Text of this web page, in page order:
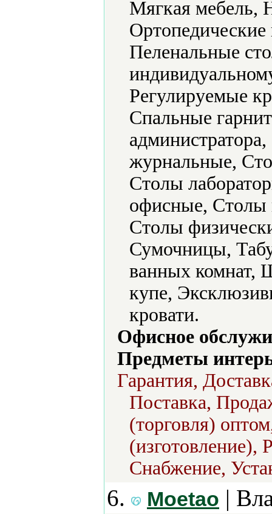
Мягкая мебель,
Пеленальные
Регулируемые
Спальные
журнальные,
Столы
офисные, Столы
Столы
Сумочницы,
ванных
купе,
кровати.
Офисное
Предметы
Гарантия,
Поставка,
(торговля)
(изготовление),
Снабжение,
6. Moetao |